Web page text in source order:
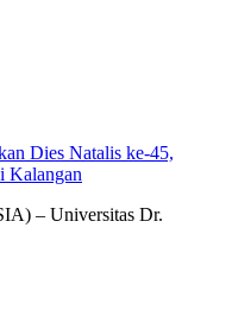
Dies Natalis ke-45,
Kalangan
– Universitas Dr.